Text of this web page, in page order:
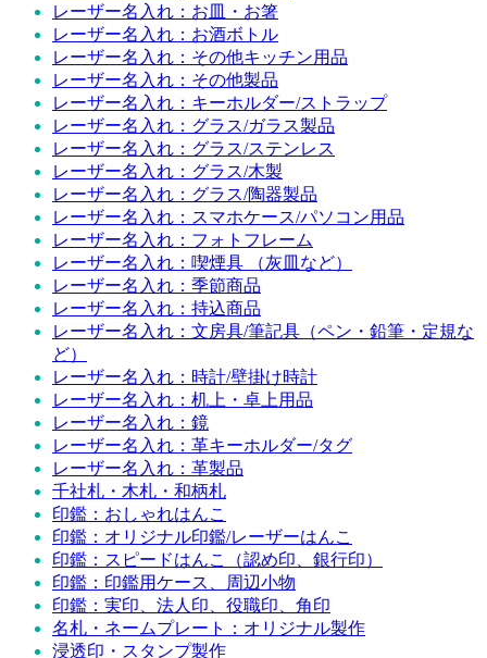
レーザー名入れ：お皿・お箸
レーザー名入れ：お酒ボトル
レーザー名入れ：その他キッチン用品
レーザー名入れ：その他製品
レーザー名入れ：キーホルダー/ストラップ
レーザー名入れ：グラス/ガラス製品
レーザー名入れ：グラス/ステンレス
レーザー名入れ：グラス/木製
レーザー名入れ：グラス/陶器製品
レーザー名入れ：スマホケース/パソコン用品
レーザー名入れ：フォトフレーム
レーザー名入れ：喫煙具 （灰皿など）
レーザー名入れ：季節商品
レーザー名入れ：持込商品
レーザー名入れ：文房具/筆記具（ペン・鉛筆・定規な
ど）
レーザー名入れ：時計/壁掛け時計
レーザー名入れ：机上・卓上用品
レーザー名入れ：鏡
レーザー名入れ：革キーホルダー/タグ
レーザー名入れ：革製品
千社札・木札・和柄札
印鑑：おしゃれはんこ
印鑑：オリジナル印鑑/レーザーはんこ
印鑑：スピードはんこ（認め印、銀行印）
印鑑：印鑑用ケース、周辺小物
印鑑：実印、法人印、役職印、角印
名札・ネームプレート：オリジナル製作
浸透印・スタンプ製作